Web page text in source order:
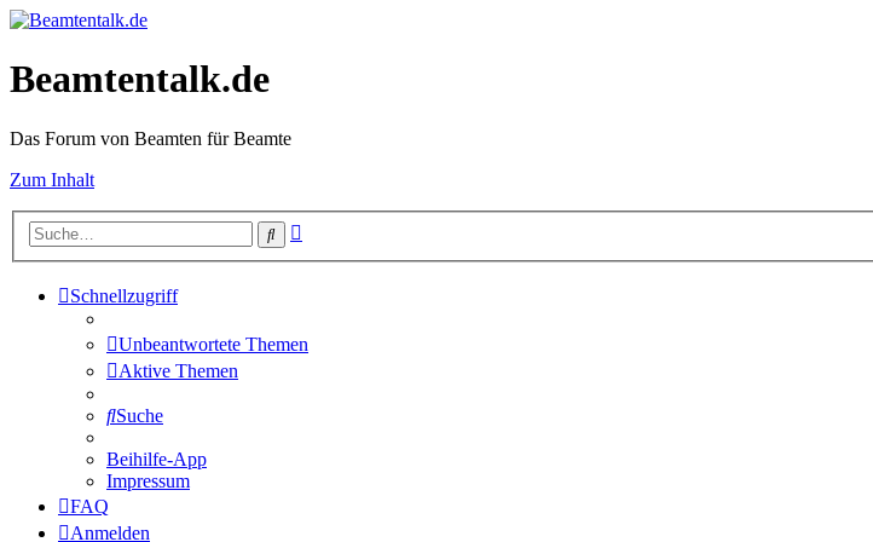
Beamtentalk.de
Das Forum von Beamten für Beamte
Zum Inhalt
Suche
Schnellzugriff
Unbeantwortete Themen
Aktive Themen
Suche
Beihilfe-App
Impressum
FAQ
Anmelden